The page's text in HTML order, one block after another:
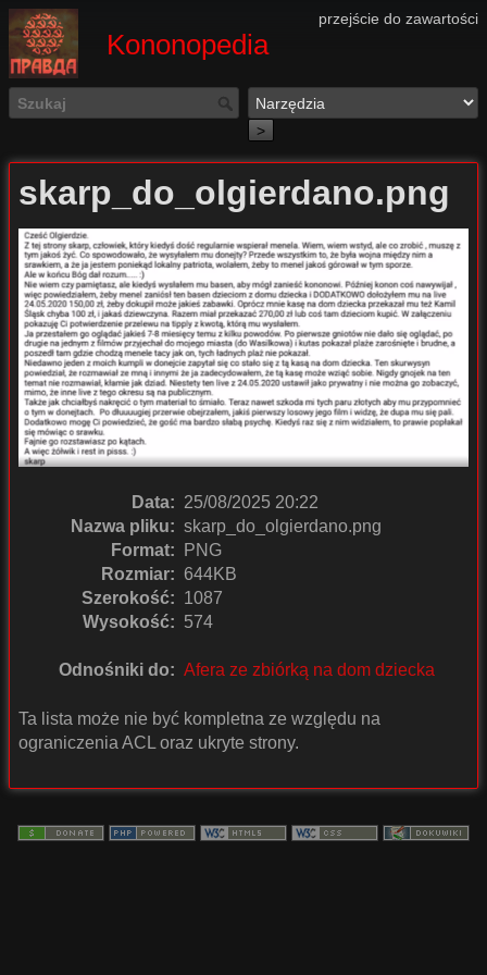
przejście do zawartości
Kononopedia
>
skarp_do_olgierdano.png
Data: 25/08/2025 20:22
Nazwa pliku: skarp_do_olgierdano.png
Format:
PNG
Rozmiar: 644KB
Szerokość: 1087
Wysokość: 574
Odnośniki do: Afera ze zbiórką na dom dziecka
Ta lista może nie być kompletna ze względu na
ograniczenia ACL oraz ukryte strony.